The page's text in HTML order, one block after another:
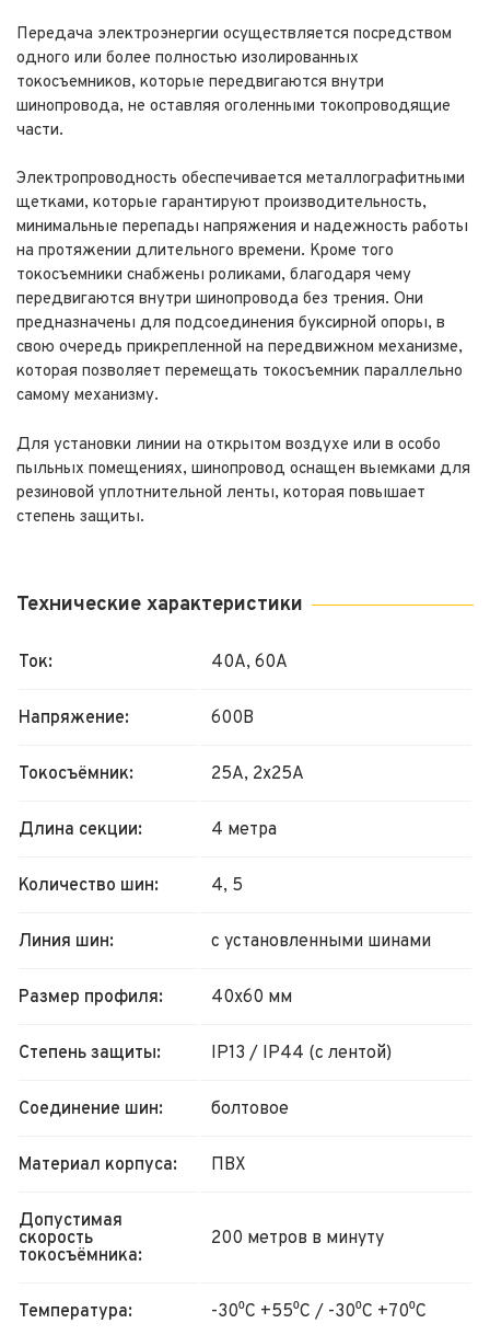
Передача электроэнергии осуществляется посредством
одного или более полностью изолированных
токосъемников, которые передвигаются внутри
шинопровода, не оставляя оголенными токопроводящие
части.
Электропроводность обеспечивается металлографитными
щетками, которые гарантируют производительность,
минимальные перепады напряжения и надежность работы
на протяжении длительного времени. Кроме того
токосъемники снабжены роликами, благодаря чему
передвигаются внутри шинопровода без трения. Они
предназначены для подсоединения буксирной опоры, в
свою очередь прикрепленной на передвижном механизме,
которая позволяет перемещать токосъемник параллельно
самому механизму.
Для установки линии на открытом воздухе или в особо
пыльных помещениях, шинопровод оснащен выемками для
резиновой уплотнительной ленты, которая повышает
степень защиты.
Технические характеристики
Ток: 40А, 60А
Напряжение: 600В
Токосъёмник: 25А, 2х25А
Длина секции: 4 метра
Количество шин: 4, 5
Линия шин: с установленными шинами
Размер профиля: 40х60 мм
Степень защиты: IP13 / IP44 (с лентой)
Соединение шин: болтовое
Материал корпуса: ПВХ
Допустимая
скорость
токосъёмника:
200 метров в минуту
Температура: -30⁰С +55⁰С / -30⁰С +70⁰С